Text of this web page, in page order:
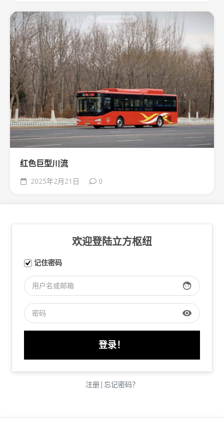
红色巨型川流
2025年2月21日 0
欢迎登陆立方枢纽
记住密码
face
visibility
注册| 忘记密码？